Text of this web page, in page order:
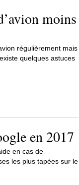
moins
régulièrement mais
quelques astuces
en 2017
en cas de
les plus tapées sur le